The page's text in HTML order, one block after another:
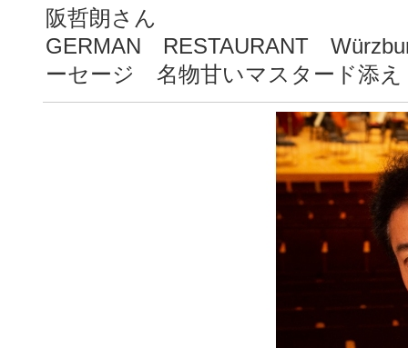
阪哲朗さん
GERMAN RESTAURANT
ーセージ 名物甘いマスタード添え